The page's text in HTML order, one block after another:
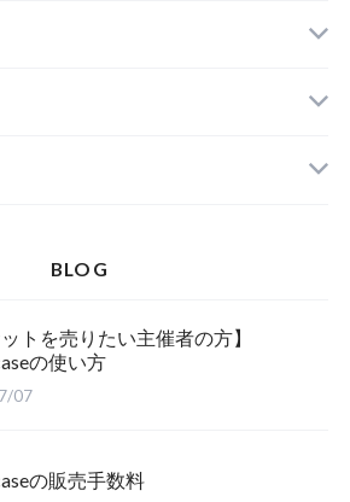
BLOG
ットを売りたい主催者の方】
の使い方
07
の販売手数料